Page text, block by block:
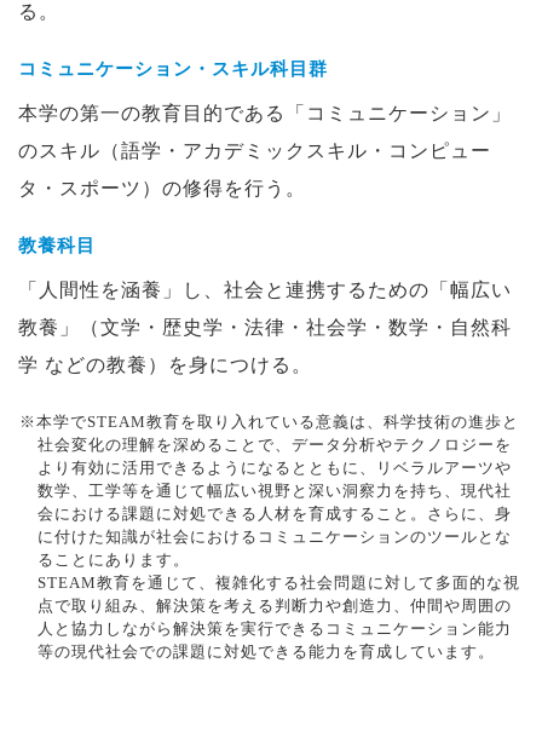
る。
コミュニケーション・スキル科目群
本学の第一の教育目的である「コミュニケーション」
のスキル（語学・アカデミックスキル・コンピュー
タ・スポーツ）の修得を行う。
教養科目
「人間性を涵養」し、社会と連携するための「幅広い
教養」（文学・歴史学・法律・社会学・数学・自然科
学 などの教養）を身につける。
※本学でSTEAM教育を取り入れている意義は、科学技術の進歩と
社会変化の理解を深めることで、データ分析やテクノロジーを
より有効に活用できるようになるとともに、リベラルアーツや
数学、工学等を通じて幅広い視野と深い洞察力を持ち、現代社
会における課題に対処できる人材を育成すること。さらに、身
に付けた知識が社会におけるコミュニケーションのツールとな
ることにあります。
STEAM教育を通じて、複雑化する社会問題に対して多面的な視
点で取り組み、解決策を考える判断力や創造力、仲間や周囲の
人と協力しながら解決策を実行できるコミュニケーション能力
等の現代社会での課題に対処できる能力を育成しています。